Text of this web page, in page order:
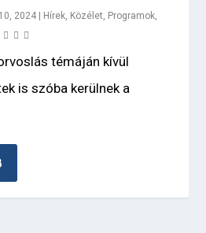
2024 Hírek, Közélet, Programok,
témáján kívül
is szóba kerülnek a